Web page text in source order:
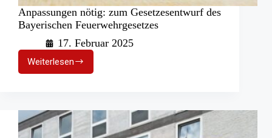
Anpassungen nötig: zum Gesetzesentwurf des
Bayerischen Feuerwehrgesetzes
17. Februar 2025
WeiterlesenAnpassungen
nötig:
des
Bayerischen
Feuerwehrgesetzes